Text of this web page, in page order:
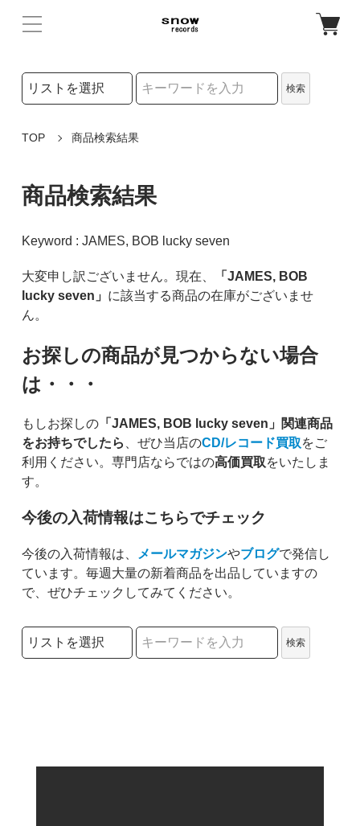
検索リストの選択
検索
TOP 商品検索結果
商品検索結果
Keyword : JAMES, BOB lucky seven
大変申し訳ございません。現在、
「JAMES, BOB
lucky seven」 に該当する商品の在庫がございませ
ん。
お探しの商品が見つからない場合
は・・・
もしお探しの「JAMES, BOB lucky seven」関連商品
をお持ちでしたら 、ぜひ当店のCD/レコード買取をご
利用ください。専門店ならではの高価買取をいたしま
す。
今後の入荷情報はこちらでチェック
今後の入荷情報は、 メールマガジンやブログで発信し
ています。毎週大量の新着商品を出品していますの
で、ぜひチェックしてみてください。
検索リストの選択
検索